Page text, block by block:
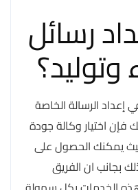
رسائل
إعداد الرسالة الخاصة
اختيار وكالة جودة
يمكنك الحصول على
بجانب ان الفريق